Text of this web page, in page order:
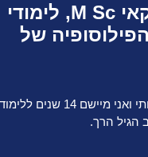
יוסי צליח, פיזיקאי M Sc, לימודי
הפילוסופיה של
שיטת גליה. שיטה שפיתחתי ואני מיישם 14 שנים ללימוד
הגיל הרך.